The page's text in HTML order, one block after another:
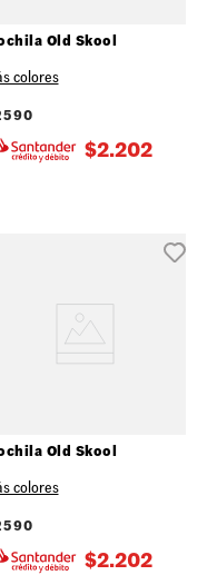
Old Skool
colores
$2.202
Old Skool
colores
$2.202